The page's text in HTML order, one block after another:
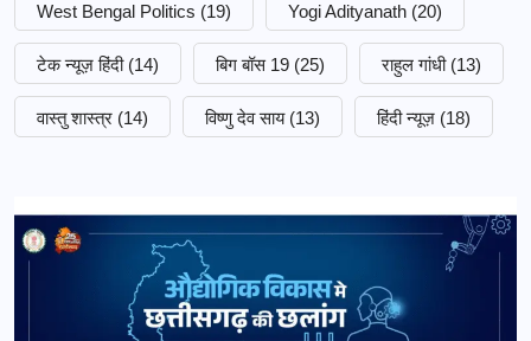
West Bengal Politics (19) Yogi Adityanath (20)
टेक न्यूज़ हिंदी (14) बिग बॉस 19 (25) राहुल गांधी (13)
वास्तु शास्त्र (14) विष्णु देव साय (13) हिंदी न्यूज़ (18)